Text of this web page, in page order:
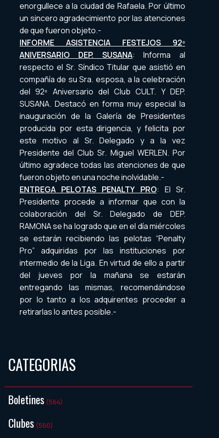
enorgullece a la ciudad de Rafaela. Por último
un sincero agradecimiento por las atenciones
de que fueron objeto.-
INFORME ASISTENCIA FESTEJOS 92º
ANIVERSARIO DEP. SUSANA: Informa al
respecto el Sr. Síndico Titular que asistió en
compañía de su Sra. esposa, a la celebración
del 92º Aniversario del Club CULT. Y DEP.
SUSANA. Destacó en forma muy especial la
inauguración de la Galería de Presidentes
producida por esta dirigencia, y felicita por
este motivo al Sr. Delegado y a la vez
Presidente del Club Sr. Miguel WERLEN. Por
último agradece todas las atenciones de que
fueron objeto en una noche inolvidable.-
ENTREGA PELOTAS PENALTY PRO: El Sr.
Presidente procede a informar que con la
colaboración del Sr. Delegado de DEP.
RAMONA se ha logrado que en el día miércoles
se estarán recibiendo las pelotas “Penalty
Pro” adquiridas por las instituciones por
intermedio de la Liga. En virtud de ello a partir
del jueves por la mañana se estarán
entregando las mismas, recomendándose
por lo tanto a los adquirentes proceder a
retirarlas lo antes posible.-
CATEGORIAS
Boletines (564)
Clubes (550)